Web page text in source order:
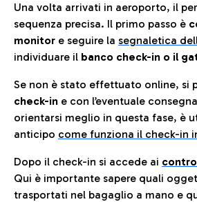
Una volta arrivati in aeroporto, il
sequenza precisa. Il primo passo è
monitor e seguire la segnaletica
individuare il banco check-in o il
Se non è stato effettuato online, si
check-in e con l’eventuale
orientarsi meglio in questa fase, è
anticipo come funziona il check-in
Dopo il check-in si accede ai
Qui è importante sapere quali
trasportati nel bagaglio a mano e